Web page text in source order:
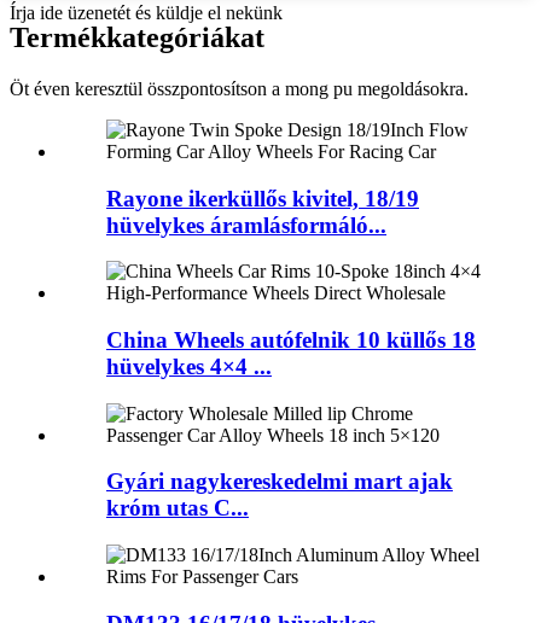
Írja ide üzenetét és küldje el nekünk
Termékkategóriákat
Öt éven keresztül összpontosítson a mong pu megoldásokra.
Rayone ikerküllős kivitel, 18/19
hüvelykes áramlásformáló...
China Wheels autófelnik 10 küllős 18
hüvelykes 4×4 ...
Gyári nagykereskedelmi mart ajak
króm utas C...